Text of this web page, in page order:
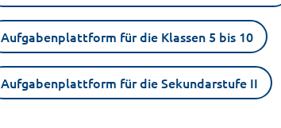
Aufgabenplattform für die Klassen 5 bis 10
Aufgabenplattform für die Sekundarstufe II